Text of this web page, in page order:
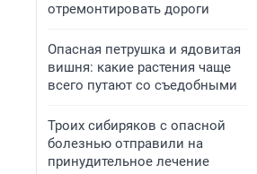
отремонтировать дороги
Опасная петрушка и ядовитая
вишня: какие растения чаще
всего путают со съедобными
Троих сибиряков с опасной
болезнью отправили на
принудительное лечение